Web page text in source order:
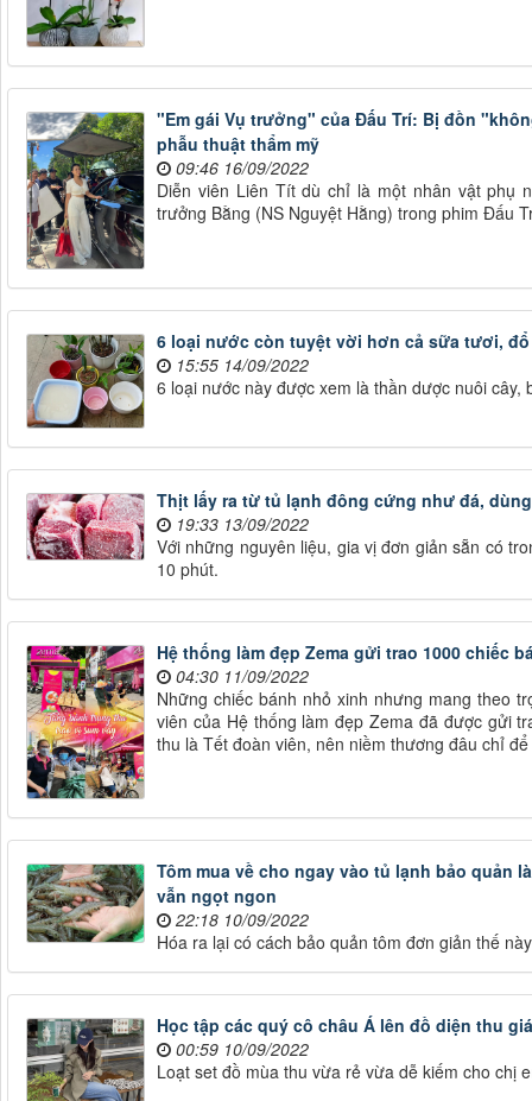
"Em gái Vụ trưởng" của Đấu Trí: Bị đồn
phẫu thuật thẩm mỹ
09:46 16/09/2022
Diễn viên Liên Tít dù chỉ là một nhân vật phụ
trưởng Bằng (NS Nguyệt Hằng) trong phim Đấu
6 loại nước còn tuyệt vời hơn cả sữa tươi,
15:55 14/09/2022
6 loại nước này được xem là thần dược nuôi cây,
Thịt lấy ra từ tủ lạnh đông cứng như đá,
19:33 13/09/2022
Với những nguyên liệu, gia vị đơn giản sẵn có
10 phút.
Hệ thống làm đẹp Zema gửi trao 1000 chiếc
04:30 11/09/2022
Những chiếc bánh nhỏ xinh nhưng mang theo
viên của Hệ thống làm đẹp Zema đã được gửi
thu là Tết đoàn viên, nên niềm thương đâu chỉ
Tôm mua về cho ngay vào tủ lạnh bảo quản
vẫn ngọt ngon
22:18 10/09/2022
Hóa ra lại có cách bảo quản tôm đơn giản thế
Học tập các quý cô châu Á lên đồ diện thu
00:59 10/09/2022
Loạt set đồ mùa thu vừa rẻ vừa dễ kiếm cho chị